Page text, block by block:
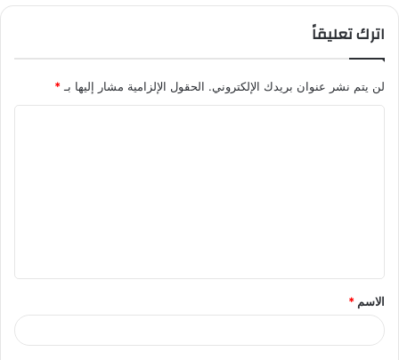
اترك تعليقاً
لن يتم نشر عنوان بريدك الإلكتروني. الحقول الإلزامية مشار إليها بـ *
ق
*
الاسم *